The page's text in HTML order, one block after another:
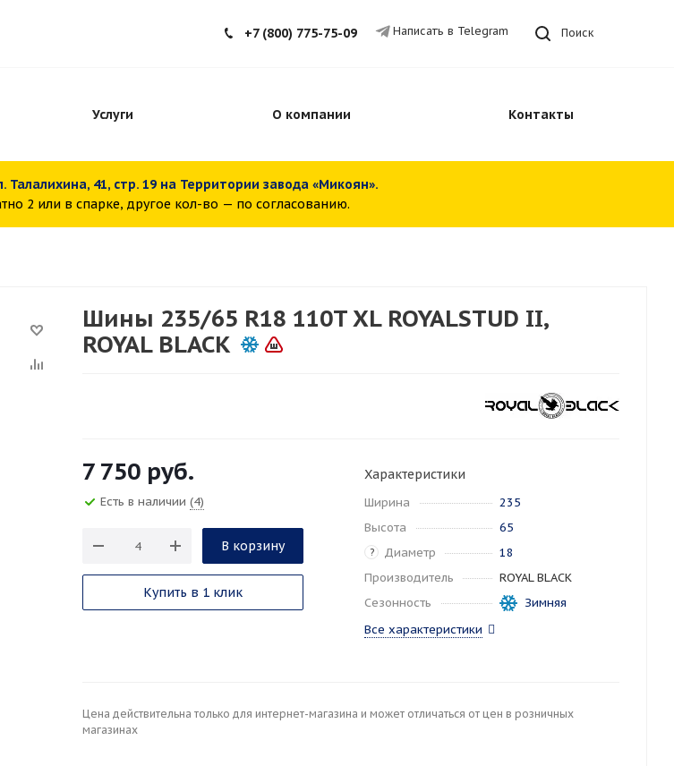
Поиск
+7 (800) 775-75-09 Написать в Telegram
Услуги О компании Контакты
Талалихина, 41, стр. 19 на Территории завода «Микоян».
2 или в спарке, другое кол-во — по согласованию.
Шины 235/65 R18 110T XL ROYALSTUD II,
ROYAL BLACK
7 750 руб.
Есть в наличии (4)
В корзину
Купить в 1 клик
Характеристики
Ширина
235
Высота
65
? Диаметр
18
Производитель
ROYAL BLACK
Сезонность
Зимняя
Все характеристики
Цена действительна только для интернет-магазина и может отличаться от цен в розничных
магазинах